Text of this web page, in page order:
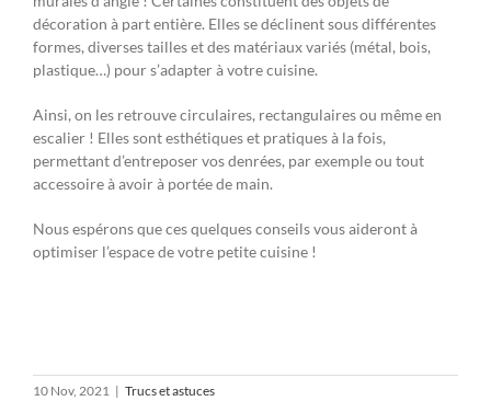
décoration à part entière. Elles se déclinent sous différentes
formes, diverses tailles et des matériaux variés (métal, bois,
plastique…) pour s’adapter à votre cuisine.
Ainsi, on les retrouve circulaires, rectangulaires ou même en
escalier ! Elles sont esthétiques et pratiques à la fois,
permettant d’entreposer vos denrées, par exemple ou tout
accessoire à avoir à portée de main.
Nous espérons que ces quelques conseils vous aideront à
optimiser l’espace de votre petite cuisine !
10 Nov, 2021 | Trucs et astuces